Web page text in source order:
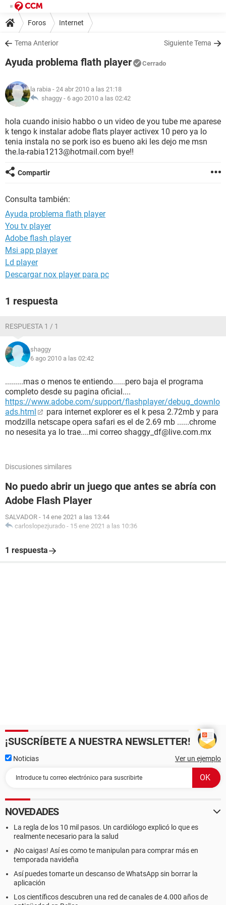
Foros Internet
Tema Anterior Siguiente Tema
Ayuda problema flath player Cerrado
la rabia - 24 abr 2010 a las 21:18
shaggy - 6 ago 2010 a las 02:42
hola cuando inisio habbo o un video de you tube me aparese
k tengo k instalar adobe flats player activex 10 pero ya lo
tenia instala no se pork iso es bueno aki les dejo me msn
the.la-rabia1213@hotmail.com bye!!
Compartir
Consulta también:
Ayuda problema flath player
You tv player
Adobe flash player
Msi app player
Ld player
Descargar nox player para pc
1 respuesta
RESPUESTA 1 / 1
shaggy
6 ago 2010 a las 02:42
.........mas o menos te entiendo......pero baja el programa
completo desde su pagina oficial....
https://www.adobe.com/support/flashplayer/debug_downlo
ads.html
para internet explorer es el k pesa 2.72mb y para
modzilla netscape opera safari es el de 2.69 mb ......chrome
no nesesita ya lo trae....mi correo shaggy_df@live.com.mx
Discusiones similares
No puedo abrir un juego que antes se abría con
Adobe Flash Player
SALVADOR - 14 ene 2021 a las 13:44
carloslopezjurado - 15 ene 2021 a las 10:36
1 respuesta
¡SUSCRÍBETE A NUESTRA NEWSLETTER!
Noticias Ver un ejemplo
NOVEDADES
La regla de los 10 mil pasos. Un cardiólogo explicó lo que es
realmente necesario para la salud
¡No caigas! Así es como te manipulan para comprar más en
temporada navideña
Así puedes tomarte un descanso de WhatsApp sin borrar la
aplicación
Los científicos descubren una red de canales de 4.000 años de